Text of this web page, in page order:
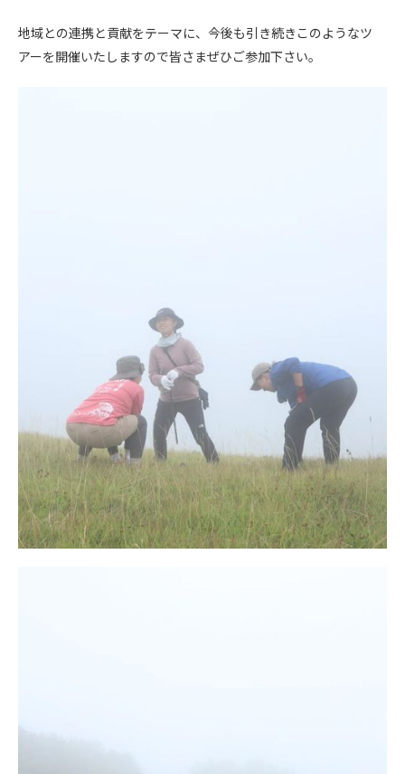
地域との連携と貢献をテーマに、今後も引き続きこのようなツ
アーを開催いたしますので皆さまぜひご参加下さい。